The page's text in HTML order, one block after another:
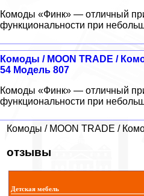
Комоды «Финк» — отличный
функциональности при
Комоды / MOON TRADE /
54 Модель 807
Комоды «Финк» — отличный
функциональности при
Комоды / MOON TRADE /
отзывы
Детская мебель